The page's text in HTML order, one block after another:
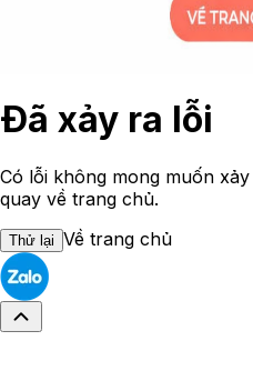
Đã xảy ra lỗi
Có lỗi không mong muốn
quay về trang chủ.
Thử lại Về trang chủ